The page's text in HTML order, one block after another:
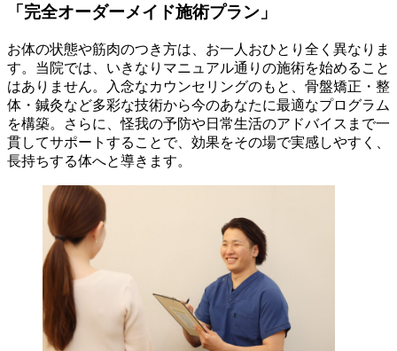
「完全オーダーメイド施術プラン」
お体の状態や筋肉のつき方は、お一人おひとり全く異なりま
す。当院では、いきなりマニュアル通りの施術を始めること
はありません。入念なカウンセリングのもと、骨盤矯正・整
体・鍼灸など多彩な技術から今のあなたに最適なプログラム
を構築。さらに、怪我の予防や日常生活のアドバイスまで一
貫してサポートすることで、効果をその場で実感しやすく、
長持ちする体へと導きます。